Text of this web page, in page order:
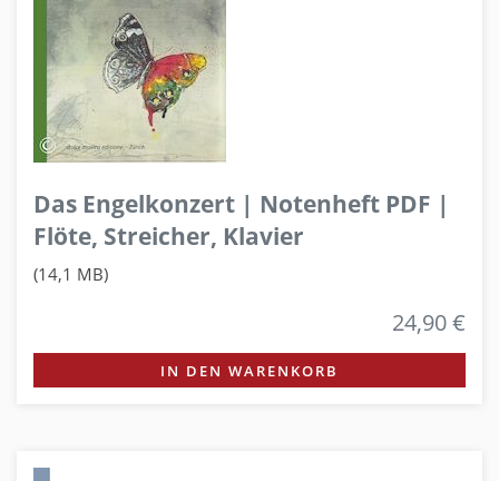
Das Engelkonzert | Notenheft PDF |
Flöte, Streicher, Klavier
(14,1 MB)
24,90 €
IN DEN WARENKORB